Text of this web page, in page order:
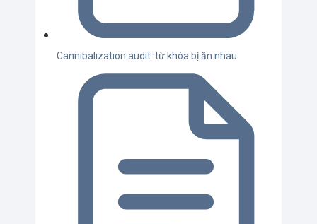
Cannibalization audit: từ khóa bị ăn nhau